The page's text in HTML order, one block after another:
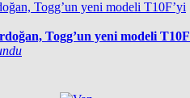
Togg’un yeni modeli